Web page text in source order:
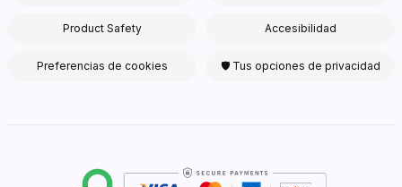
Product Safety Accesibilidad
Preferencias de cookies 🛡 Tus opciones de privacidad